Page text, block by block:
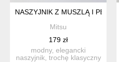
NASZYJNIK Z MUSZLĄ I
Mitsu
179 zł
modny, elegancki
naszyjnik, trochę klasyczny